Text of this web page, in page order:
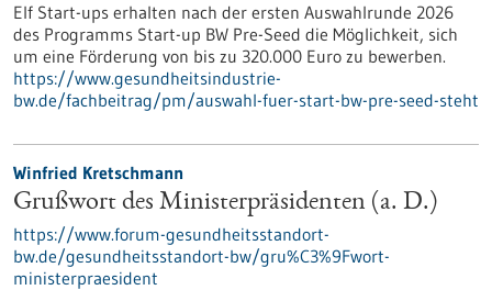
Elf Start-ups erhalten nach der ersten Auswahlrunde 2026
des Programms Start-up BW Pre-Seed die Möglichkeit, sich
um eine Förderung von bis zu 320.000 Euro zu bewerben.
https://www.gesundheitsindustrie-
bw.de/fachbeitrag/pm/auswahl-fuer-start-bw-pre-seed-steht
Winfried Kretschmann
Grußwort des Ministerpräsidenten (a. D.)
https://www.forum-gesundheitsstandort-
bw.de/gesundheitsstandort-bw/gru%C3%9Fwort-
ministerpraesident